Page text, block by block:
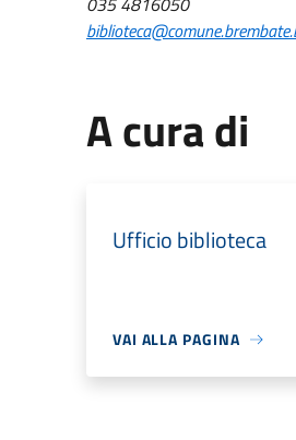
A cura di
Ufficio biblioteca
VAI ALLA PAGINA